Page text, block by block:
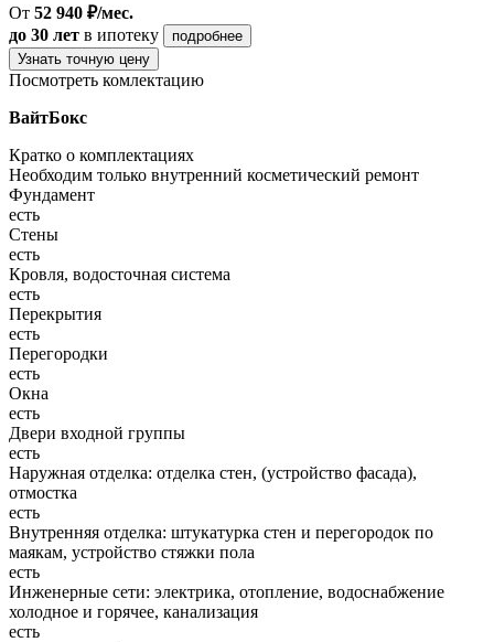
От 52 940 ₽/мес.
до 30 лет в ипотеку
подробнее
Узнать точную цену
Посмотреть комлектацию
ВайтБокс
Кратко о комплектациях
Необходим только внутренний косметический ремонт
Фундамент
есть
Стены
есть
Кровля, водосточная система
есть
Перекрытия
есть
Перегородки
есть
Окна
есть
Двери входной группы
есть
Наружная отделка: отделка стен, (устройство фасада),
отмостка
есть
Внутренняя отделка: штукатурка стен и перегородок по
маякам, устройство стяжки пола
есть
Инженерные сети: электрика, отопление, водоснабжение
холодное и горячее, канализация
есть